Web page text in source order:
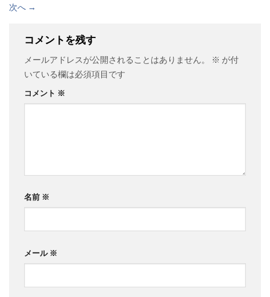
次へ →
コメントを残す
メールアドレスが公開されることはありません。 ※ が付
いている欄は必須項目です
コメント ※
名前 ※
メール ※